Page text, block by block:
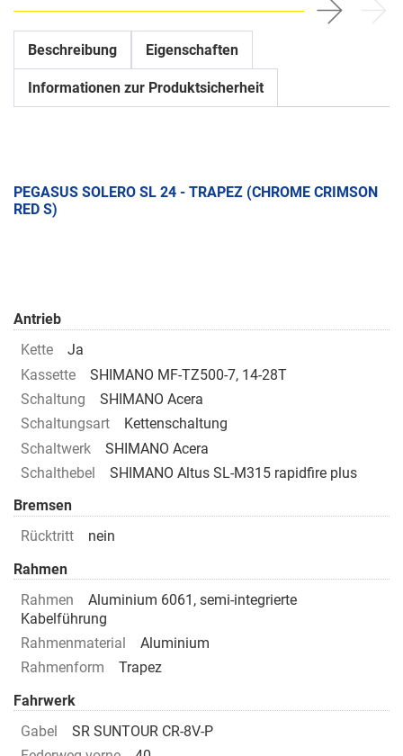
Beschreibung Eigenschaften
Informationen zur Produktsicherheit
PEGASUS SOLERO SL 24 - TRAPEZ (CHROME CRIMSON
RED S)
Antrieb
Kette
Ja
Kassette
SHIMANO MF-TZ500-7, 14-28T
Schaltung
SHIMANO Acera
Schaltungsart
Kettenschaltung
Schaltwerk
SHIMANO Acera
Schalthebel
SHIMANO Altus SL-M315 rapidfire plus
Bremsen
Rücktritt
nein
Rahmen
Rahmen
Aluminium 6061, semi-integrierte
Kabelführung
Rahmenmaterial
Aluminium
Rahmenform
Trapez
Fahrwerk
Gabel
SR SUNTOUR CR-8V-P